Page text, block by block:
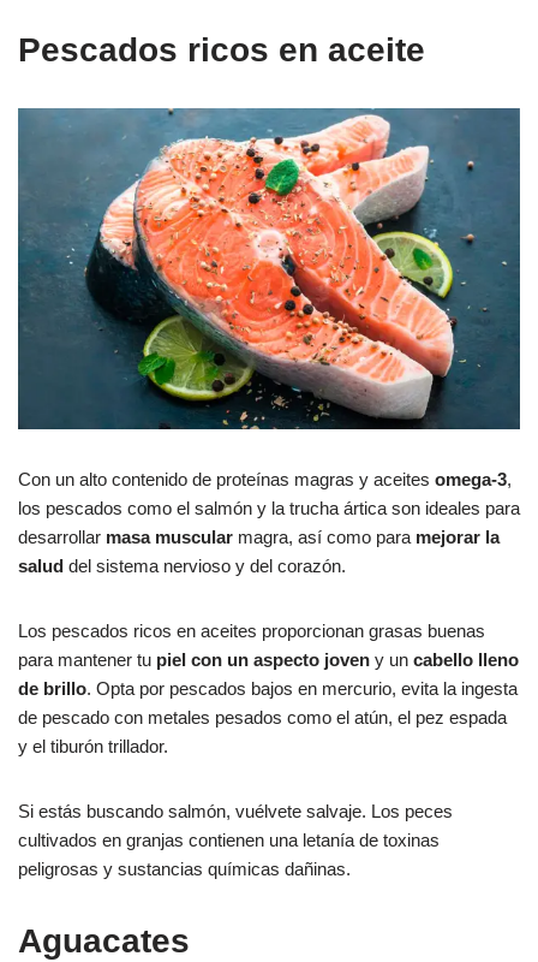
Pescados ricos en aceite
Con un alto contenido de proteínas magras y aceites omega-3,
los pescados como el salmón y la trucha ártica son ideales para
desarrollar masa muscular magra, así como para mejorar la
salud del sistema nervioso y del corazón.
Los pescados ricos en aceites proporcionan grasas buenas
para mantener tu piel con un aspecto joven y un cabello lleno
de brillo. Opta por pescados bajos en mercurio, evita la ingesta
de pescado con metales pesados como el atún, el pez espada
y el tiburón trillador.
Si estás buscando salmón, vuélvete salvaje. Los peces
cultivados en granjas contienen una letanía de toxinas
peligrosas y sustancias químicas dañinas.
Aguacates